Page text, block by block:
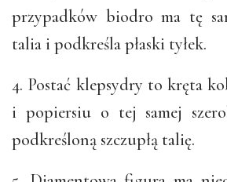
przypadków biodro ma tę
talia i podkreśla płaski tyłek.
4. Postać klepsydry to kręta
i popiersiu o tej samej
podkreśloną szczupłą talię.